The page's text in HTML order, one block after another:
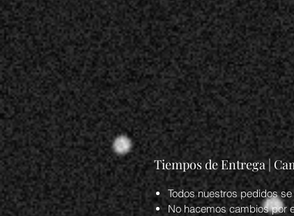
Tiempos de Entrega |
Todos nuestros pedidos
No hacemos cambios por